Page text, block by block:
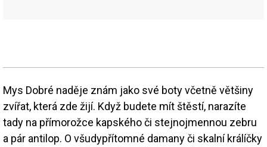
Mys Dobré naděje znám jako své boty včetně většiny
zvířat, která zde žijí. Když budete mít štěstí, narazíte
tady na přímorožce kapského či stejnojmennou zebru
a pár antilop. O všudypřítomné damany či skalní králíčky